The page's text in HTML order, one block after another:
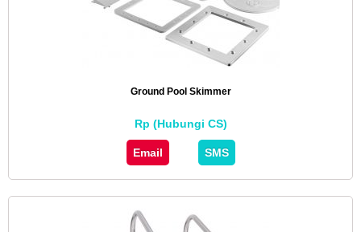
Ground Pool Skimmer
Rp (Hubungi CS)
Email SMS